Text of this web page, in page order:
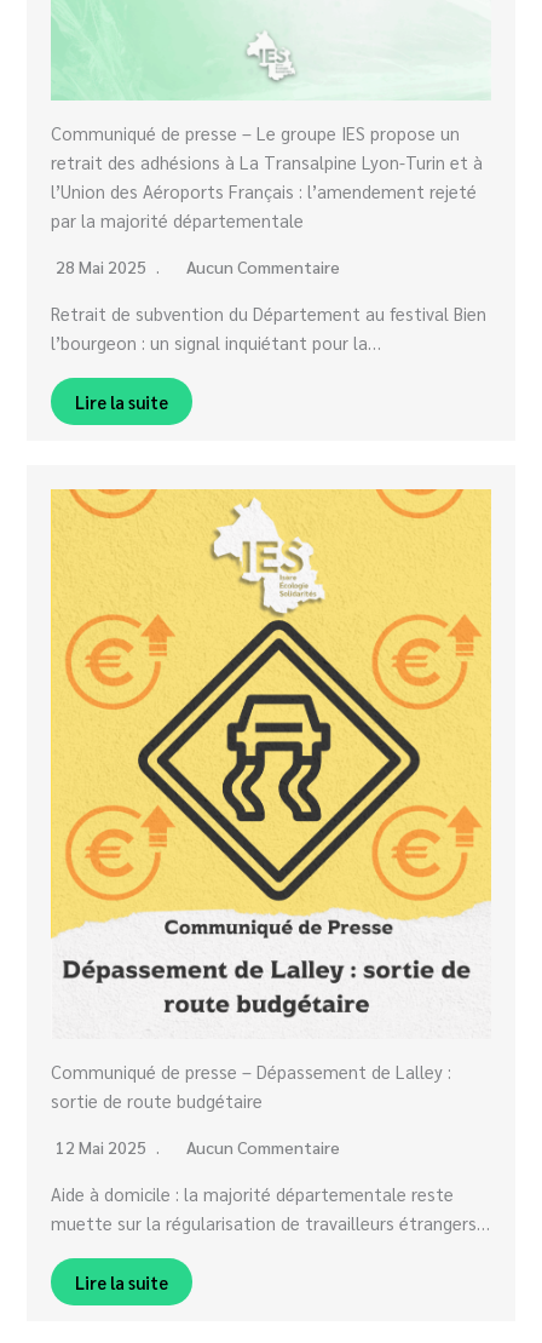
Communiqué de presse – Le groupe IES propose un
retrait des adhésions à La Transalpine Lyon-Turin et à
l’Union des Aéroports Français : l’amendement rejeté
par la majorité départementale
28 Mai 2025 Aucun Commentaire
Retrait de subvention du Département au festival Bien
l’bourgeon : un signal inquiétant pour la…
Lire la suite
Communiqué de presse – Dépassement de Lalley :
sortie de route budgétaire
12 Mai 2025 Aucun Commentaire
Aide à domicile : la majorité départementale reste
muette sur la régularisation de travailleurs étrangers…
Lire la suite